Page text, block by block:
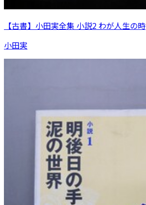
【古書】小田実全集 小説2 わが人生の時
小田実